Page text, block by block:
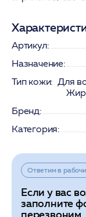
Артикул:
Назначение:
Тип кожи: Для
Бренд:
Категория:
Ответим в
Если у вас
заполните